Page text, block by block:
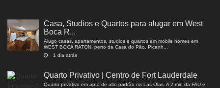
Casa, Studios e Quartos para alugar em West
Boca R...
Alugo casas, apartamentos, studios e quartos em mobile homes em
WEST BOCA RATON, perto da Casa do Pão, Picanh...
1 dia atrás
Quarto Privativo | Centro de Fort Lauderdale
Quarto privativo em apto de alto padrão na Las Olas. A 2 min da FAU e